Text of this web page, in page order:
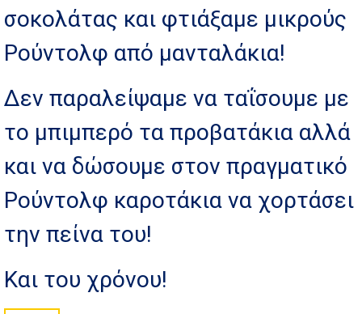
σοκολάτας και φτιάξαμε μικρούς
Ρούντολφ από μανταλάκια!
Δεν παραλείψαμε να ταΐσουμε με
το μπιμπερό τα προβατάκια αλλά
και να δώσουμε στον πραγματικό
Ρούντολφ καροτάκια να χορτάσει
την πείνα του!
Και του χρόνου!